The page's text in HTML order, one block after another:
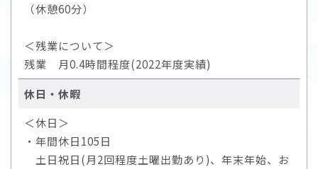
（休憩60分）
＜残業について＞
残業 月0.4時間程度(2022年度実績)
休日・休暇
＜休日＞
・年間休日105日
土日祝日(月2回程度土曜出勤あり)、年末年始、お